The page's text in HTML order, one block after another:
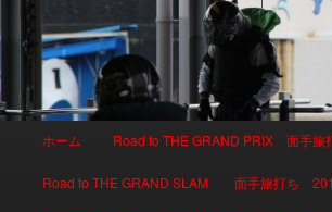
メインコンテンツへ移動
サブコンテンツへ移動
ホーム Road to THE GRAND PRIX 面手旅
Road to THE GRAND SLAM 面手旅打ち